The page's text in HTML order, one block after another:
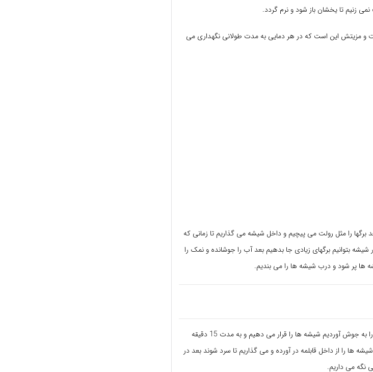
زنیم تا یخشان باز شود و نرم گردد.
و مزیتش این است که در هر دمایی به مدت طولانی نگهداری می
برگها را مثل رولت می پیچیم و داخل شیشه می گذاریم تا زمانی که
بتوانیم برگهای زیادی جا بدهیم بعد آب را جوشانده و نمک را
ها پر شود و درب شیشه ها را می بندیم.
بعد در یک قابلمه بزرگ که پر از آب کردیم و آب را به جوش آوردیم شیشه ها را قرار می دهیم و به مدت 15 دقیقه
را از داخل قابلمه در آورده و می گذاریم تا سرد شوند بعد در
نگه می داریم.